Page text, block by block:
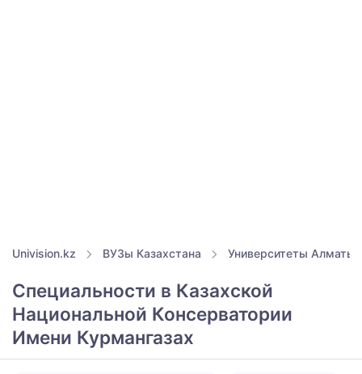
Univision.kz ВУЗы Казахстана Университеты Алматы
Специальности в Казахской
Национальной Консерватории
Имени Курмангазах